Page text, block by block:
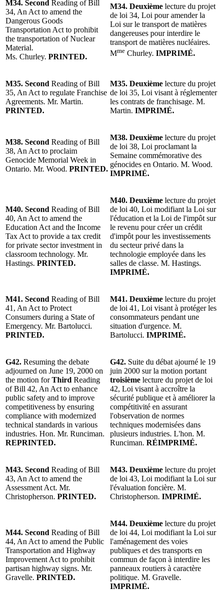
M34. Second Reading of Bill
34, An Act to amend the
Dangerous Goods
Transportation Act to prohibit
the transportation of Nuclear
Material.
Ms. Churley. PRINTED.
M34. Deuxième lecture du projet
de loi 34, Loi pour amender la
Loi sur le transport de matières
dangereuses pour interdire le
transport de matières nucléaires.
Mme Churley. IMPRIMÉ.
M35. Second Reading of Bill
35, An Act to regulate Franchise
Agreements. Mr. Martin.
PRINTED.
M35. Deuxième lecture du projet
de loi 35, Loi visant à réglementer
les contrats de franchisage. M.
Martin. IMPRIMÉ.
M38. Second Reading of Bill
38, An Act to proclaim
Genocide Memorial Week in
Ontario. Mr. Wood. PRINTED.
M38. Deuxième lecture du projet
de loi 38, Loi proclamant la
Semaine commémorative des
génocides en Ontario. M. Wood.
IMPRIMÉ.
M40. Second Reading of Bill
40, An Act to amend the
Education Act and the Income
Tax Act to provide a tax credit
for private sector investment in
classroom technology. Mr.
Hastings. PRINTED.
M40. Deuxième lecture du projet
de loi 40, Loi modifiant la Loi sur
l'éducation et la Loi de l'impôt sur
le revenu pour créer un crédit
d'impôt pour les investissements
du secteur privé dans la
technologie employée dans les
salles de classe. M. Hastings.
IMPRIMÉ.
M41. Second Reading of Bill
41, An Act to Protect
Consumers during a State of
Emergency. Mr. Bartolucci.
PRINTED.
M41. Deuxième lecture du projet
de loi 41, Loi visant à protéger les
consommateurs pendant une
situation d'urgence. M.
Bartolucci. IMPRIMÉ.
G42. Resuming the debate
adjourned on June 19, 2000 on
the motion forThird Reading
of Bill 42, An Act to enhance
public safety and to improve
competitiveness by ensuring
compliance with modernized
technical standards in various
industries. Hon. Mr. Runciman.
REPRINTED.
G42. Suite du débat ajourné le 19
juin 2000 sur la motion portant
troisième lecture du projet de loi
42, Loi visant à accroître la
sécurité publique et à améliorer la
compétitivité en assurant
l'observation de normes
techniques modernisées dans
plusieurs industries. L'hon. M.
Runciman. RÉIMPRIMÉ.
M43. Second Reading of Bill
43, An Act to amend the
Assessment Act. Mr.
Christopherson. PRINTED.
M43. Deuxième lecture du projet
de loi 43, Loi modifiant la Loi sur
l'évaluation foncière. M.
Christopherson. IMPRIMÉ.
M44. Second Reading of Bill
44, An Act to amend the Public
Transportation and Highway
Improvement Act to prohibit
partisan highway signs. Mr.
Gravelle. PRINTED.
M44. Deuxième lecture du projet
de loi 44, Loi modifiant la Loi sur
l'aménagement des voies
publiques et des transports en
commun de façon à interdire les
panneaux routiers à caractère
politique. M. Gravelle.
IMPRIMÉ.